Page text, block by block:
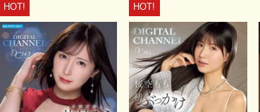
HOT! HOT!